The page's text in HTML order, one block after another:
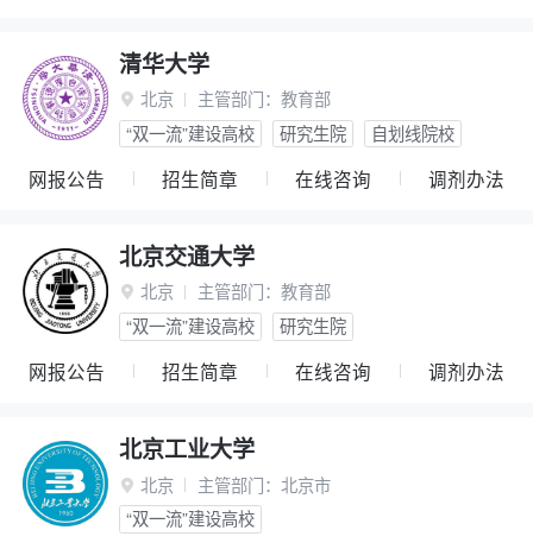
清华大学
 北京 主管部门： 教育部
“双一流”建设高校
研究生院 自划线院校
网报公告 招生简章 在线咨询 调剂办法
北京交通大学
 北京 主管部门： 教育部
“双一流”建设高校
研究生院
网报公告 招生简章 在线咨询 调剂办法
北京工业大学
 北京 主管部门： 北京市
“双一流”建设高校